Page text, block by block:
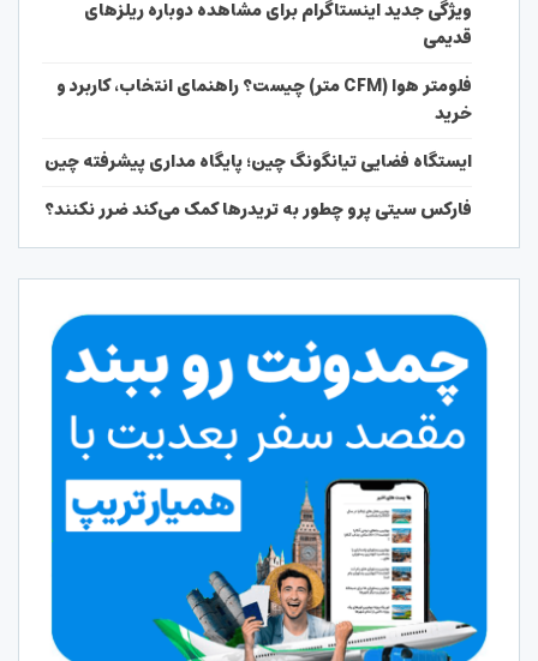
ویژگی جدید اینستاگرام برای مشاهده دوباره ریلزهای
قدیمی
فلومتر هوا (CFM متر) چیست؟ راهنمای انتخاب، کاربرد و
خرید
ایستگاه فضایی تیانگونگ چین؛ پایگاه مداری پیشرفته چین
فارکس سیتی پرو چطور به تریدرها کمک می‌کند ضرر نکنند؟